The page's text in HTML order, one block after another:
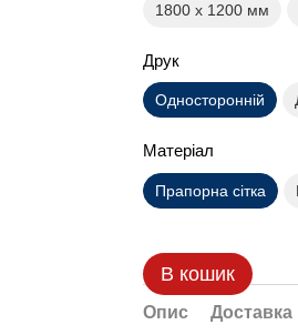
1800 х 1200 мм
Друк
Односторонній
Матеріал
Прапорна сітка
В кошик
Опис Доставка